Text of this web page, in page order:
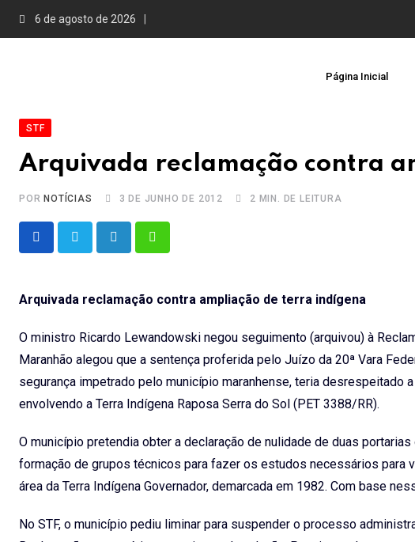
6 de agosto de 2026
Página Inicial
STF
Arquivada reclamação contra
PORNOTÍCIAS 3 DE JUNHO DE 2012 2 MIN. DE LEITURA
LinkedInWhatsapp
Arquivada reclamação contra ampliação de terra indígena
O ministro Ricardo Lewandowski negou seguimento (arquivou) à
Maranhão alegou que a sentença proferida pelo Juízo da 20ª Vara
segurança impetrado pelo município maranhense, teria desrespeitado
envolvendo a Terra Indígena Raposa Serra do Sol (PET 3388/RR).
O município pretendia obter a declaração de nulidade de duas
formação de grupos técnicos para fazer os estudos necessários para
área da Terra Indígena Governador, demarcada em 1982. Com base
No STF, o município pediu liminar para suspender o processo